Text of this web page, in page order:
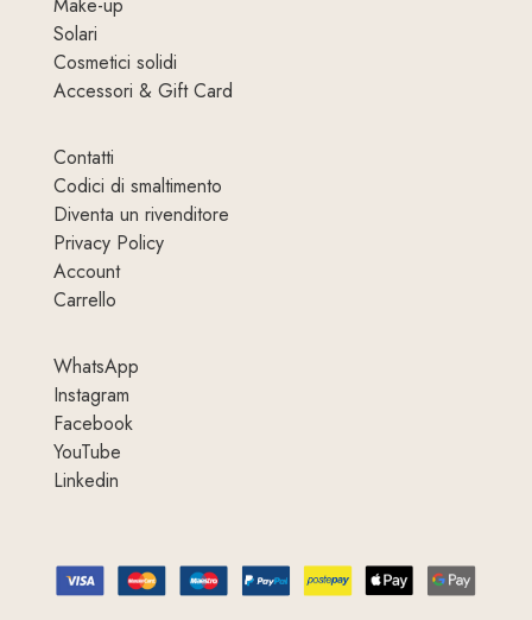
Solari
Cosmetici solidi
Accessori & Gift Card
Contatti
Codici di smaltimento
Diventa un rivenditore
Privacy Policy
Account
Carrello
WhatsApp
Instagram
Facebook
YouTube
Linkedin